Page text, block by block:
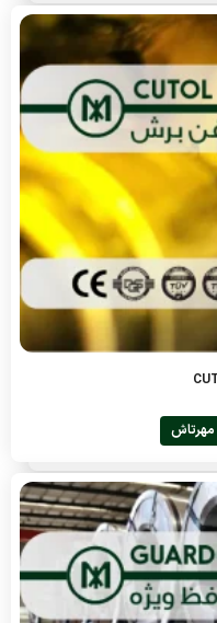
مهرتاش